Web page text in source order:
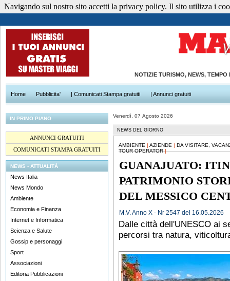
NOTIZIE TURISMO, NEWS,
Home Pubblicita' | Comunicati Stampa gratuiti | Annunci gratuiti
IN PRIMO PIANO
ANNUNCI GRATUITI
COMUNICATI STAMPA GRATUITI
NEWS - ATTUALITÀ
News Italia
News Mondo
Ambiente
Economia e Finanza
Internet e Informatica
Scienza e Salute
Gossip e personaggi
Sport
Associazioni
Editoria Pubblicazioni
Venerdì, 07 Agosto 2026
NEWS DEL GIORNO
AMBIENTE | AZIENDE | DA VISITARE,
TOUR OPERATOR|
GUANAJUATO:
PATRIMONIO
DEL MESSICO
M.V. Anno X - Nr 2547 del 16.05.2026
Dalle città dell'UNESCO ai
percorsi tra natura,
Navigando sul nostro sito accetti la privacy policy. Il sito utilizza i